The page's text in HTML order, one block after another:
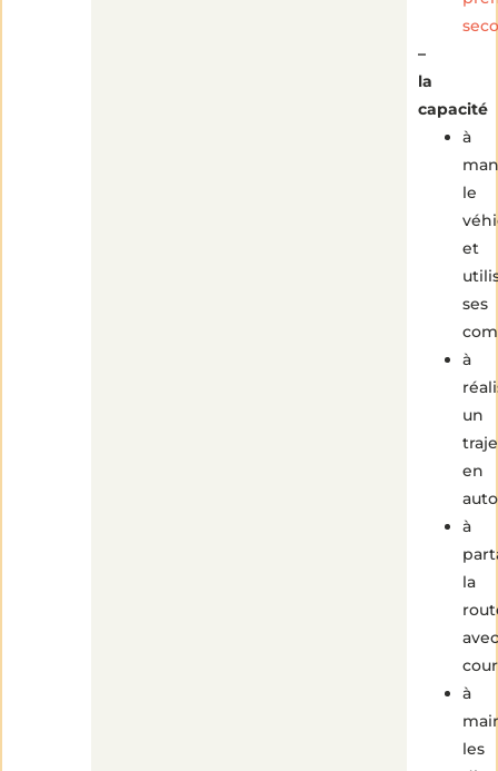
–
la
capacité
à
le
et
ses
à
un
en
à
la
avec
à
les